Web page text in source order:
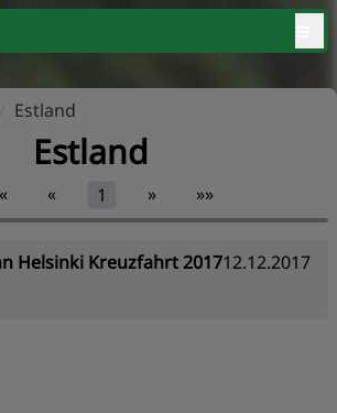
Estland
Estland
« 1 » »»
Helsinki Kreuzfahrt 201712.12.2017